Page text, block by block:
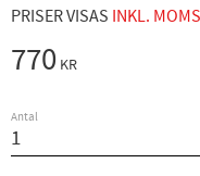
PRISER VISAS INKL. MOMS
770 KR
Antal